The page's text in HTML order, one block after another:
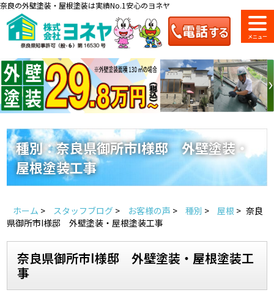
奈良の外壁塗装・屋根塗装は実績No.1安心のヨネヤ
料金一覧 会社案内 ショールーム
のご紹介
来店予約 お電話
地域の事例がいっぱい
ヨネヤの施工実績
Home
種別：奈良県御所市I様邸 外壁塗装・
屋根塗装工事
ホーム > スタッフブログ > お客様の声 > 種別 > 屋根 > 奈良
県御所市I様邸 外壁塗装・屋根塗装工事
奈良県御所市I様邸 外壁塗装・屋根塗装工
事